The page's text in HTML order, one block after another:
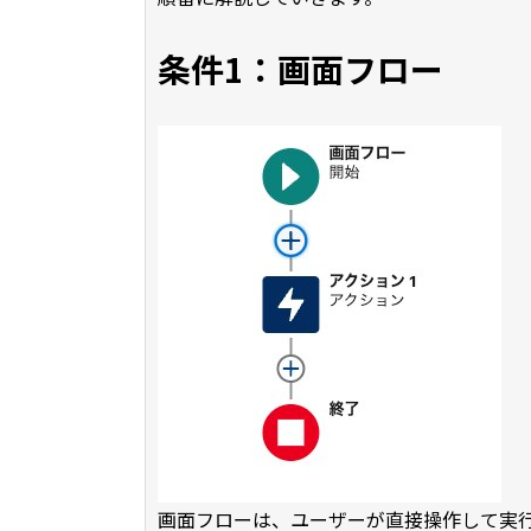
条件1：画面フロー
画面フローは、ユーザーが直接操作して実